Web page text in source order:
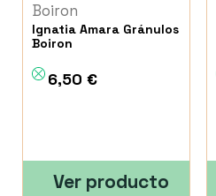
Boiron
Ignatia Amara Gránulos
Boiron
6,50 €
Ver producto